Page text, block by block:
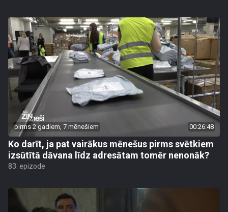
pirms 2 gadiem, 7 mēnešiem 00:26:48
Ko darīt, ja pat vairākus mēnešus pirms svētkiem
izsūtītā dāvana līdz adresātam tomēr nenonāk?
83. epizode